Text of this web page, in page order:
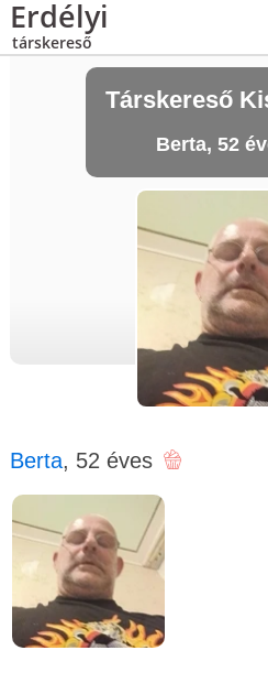
Erdélyi
társkereső
Társkereső
Berta, 52
Berta, 52 éves